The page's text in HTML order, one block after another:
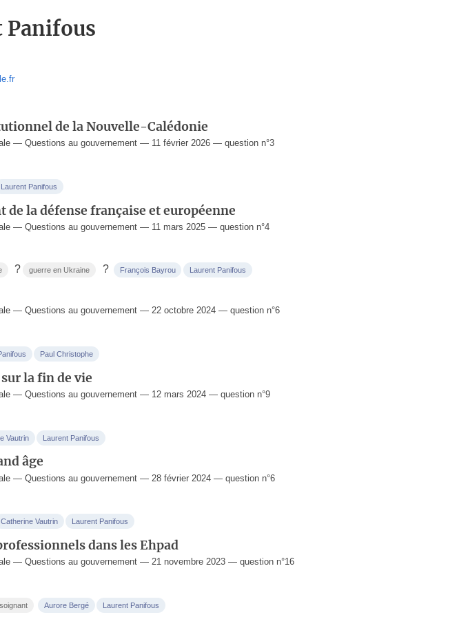
Panifous
de la Nouvelle-Calédonie
— Questions au gouvernement — 11 février 2026 — question n°3
Laurent Panifous
de la défense française et européenne
— Questions au gouvernement — 11 mars 2025 — question n°4
? guerre en Ukraine ? François Bayrou Laurent Panifous
— Questions au gouvernement — 22 octobre 2024 — question n°6
Paul Christophe
la fin de vie
— Questions au gouvernement — 12 mars 2024 — question n°9
Vautrin Laurent Panifous
âge
— Questions au gouvernement — 28 février 2024 — question n°6
Catherine Vautrin Laurent Panifous
dans les Ehpad
— Questions au gouvernement — 21 novembre 2023 — question n°16
Aurore Bergé Laurent Panifous